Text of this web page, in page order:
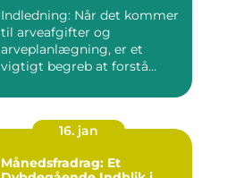
Indledning: Når det kommer
til arveafgifter og
arveplanlægning, er et
vigtigt begreb at forstå
16. jan
Månedsfradrag: Et